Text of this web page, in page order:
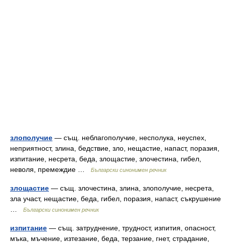
злополучие — същ. неблагополучие, несполука, неуспех,
неприятност, злина, бедствие, зло, нещастие, напаст, поразия,
изпитание, несрета, беда, злощастие, злочестина, гибел,
неволя, премеждие …
Български синонимен речник
злощастие — същ. злочестина, злина, злополучие, несрета,
зла участ, нещастие, беда, гибел, поразия, напаст, съкрушение
Български синонимен речник
изпитание — същ. затруднение, трудност, изпития, опасност,
мъка, мъчение, изтезание, беда, терзание, гнет, страдание,